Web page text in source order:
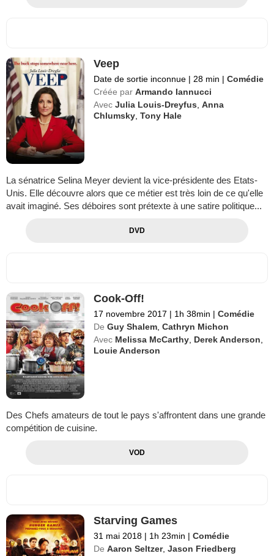
Veep
Date de sortie inconnue | 28 min | Comédie
Créée par Armando Iannucci
Avec Julia Louis-Dreyfus ,Anna
Chlumsky ,Tony Hale
La sénatrice Selina Meyer devient la vice-présidente des Etats-
Unis. Elle découvre alors que ce métier est très loin de ce qu'elle
avait imaginé. Ses déboires sont prétexte à une satire politique...
DVD
Cook-Off!
17 novembre 2017 | 1h 38min | Comédie
De Guy Shalem ,Cathryn Michon
Avec Melissa McCarthy Derek Anderson
Louie Anderson
Des Chefs amateurs de tout le pays s'affrontent dans une grande
compétition de cuisine.
VOD
Starving Games
31 mai 2018 | 1h 23min | Comédie
De Aaron Seltzer,Jason Friedberg